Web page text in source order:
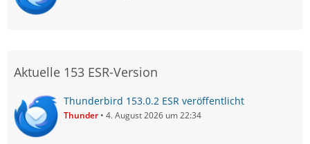
Aktuelle 153 ESR-Version
Thunderbird 153.0.2 ESR veröffentlicht
Thunder 4. August 2026 um 22:34